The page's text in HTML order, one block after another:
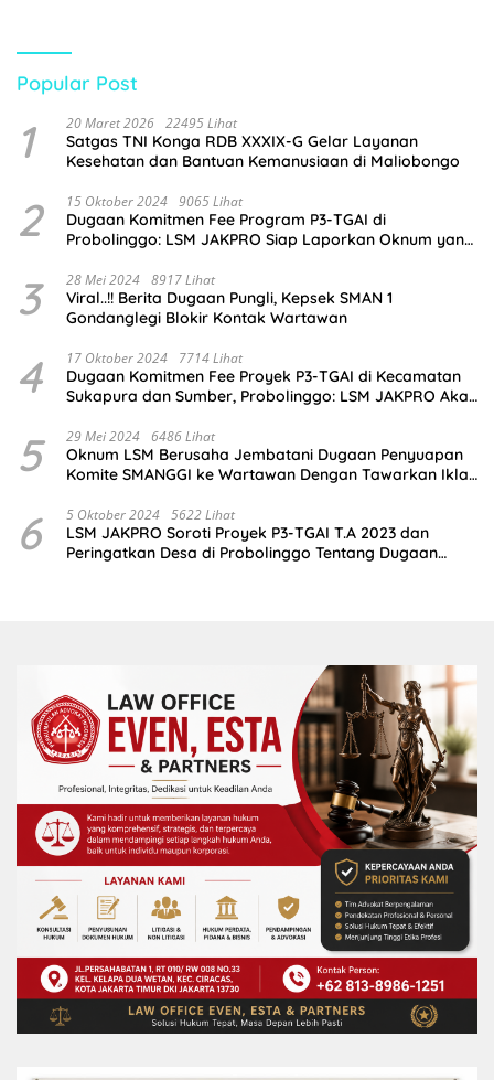
Popular Post
1 20 Maret 2026 22495 Lihat
Satgas TNI Konga RDB XXXIX-G Gelar Layanan
Kesehatan dan Bantuan Kemanusiaan di Maliobongo
2 15 Oktober 2024 9065 Lihat
Dugaan Komitmen Fee Program P3-TGAI di
Probolinggo: LSM JAKPRO Siap Laporkan Oknum yang
3 28 Mei 2024 8917 Lihat
Viral..!! Berita Dugaan Pungli, Kepsek SMAN 1
Gondanglegi Blokir Kontak Wartawan
4 17 Oktober 2024 7714 Lihat
Dugaan Komitmen Fee Proyek P3-TGAI di Kecamatan
Sukapura dan Sumber, Probolinggo: LSM JAKPRO Akan
5 29 Mei 2024 6486 Lihat
Oknum LSM Berusaha Jembatani Dugaan Penyuapan
Komite SMANGGI ke Wartawan Dengan Tawarkan Iklan
6 5 Oktober 2024 5622 Lihat
LSM JAKPRO Soroti Proyek P3-TGAI T.A 2023 dan
Peringatkan Desa di Probolinggo Tentang Dugaan